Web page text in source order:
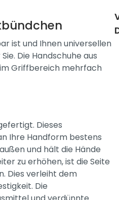
ist und Ihnen universellen
Die Handschuhe aus
Griffbereich mehrfach
Dieses
Ihre Handform bestens
und hält die Hände
zu erhöhen, ist die Seite
Dies verleiht dem
Die